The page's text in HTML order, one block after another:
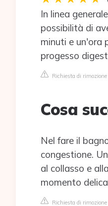
In linea
possibilità di
minuti e un'ora
progesso
Richiesta di
Cosa
Nel fare il
congestione.
al collasso e
momento
Richiesta di